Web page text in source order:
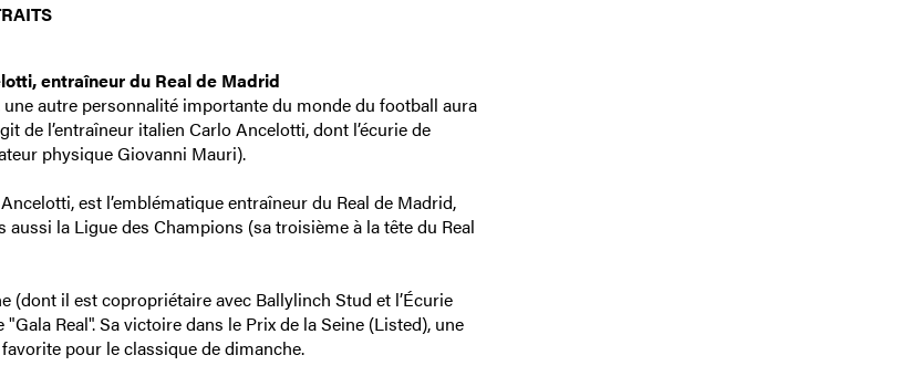
entraîneur du Real de Madrid
autre personnalité importante du monde du football aura
de l’entraîneur italien Carlo Ancelotti, dont l’écurie de
physique Giovanni Mauri).
est l’emblématique entraîneur du Real de Madrid,
la Ligue des Champions (sa troisième à la tête du Real
(dont il est copropriétaire avec Ballylinch Stud et l’Écurie
Real". Sa victoire dans le Prix de la Seine (Listed), une
pour le classique de dimanche.